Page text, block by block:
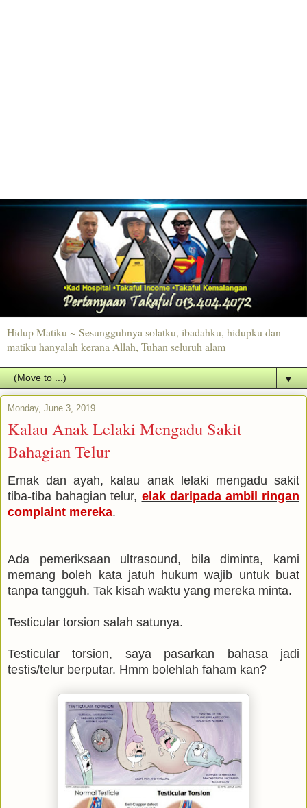
Hidup Matiku ~ Sesungguhnya solatku, ibadahku, hidupku dan
matiku hanyalah kerana Allah, Tuhan seluruh alam
▼
Monday, June 3, 2019
Kalau Anak Lelaki Mengadu Sakit
Bahagian Telur
Emak dan ayah, kalau anak lelaki mengadu sakit
tiba-tiba bahagian telur, elak daripada ambil ringan
complaint mereka.
Ada pemeriksaan ultrasound, bila diminta, kami
memang boleh kata jatuh hukum wajib untuk buat
tanpa tangguh. Tak kisah waktu yang mereka minta.
Testicular torsion salah satunya.
Testicular torsion, saya pasarkan bahasa jadi
testis/telur berputar. Hmm bolehlah faham kan?